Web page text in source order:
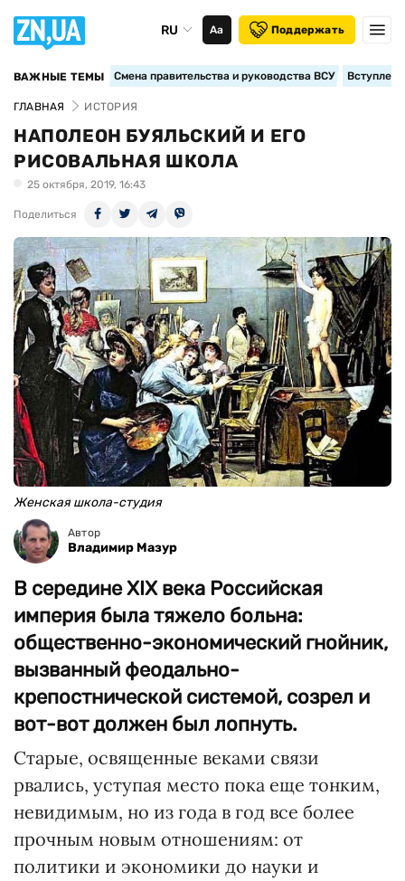
RU Аа Поддержать
ВАЖНЫЕ ТЕМЫ Смена правительства и руководства ВСУ
ГЛАВНАЯ ИСТОРИЯ
НАПОЛЕОН БУЯЛЬСКИЙ И ЕГО
РИСОВАЛЬНАЯ ШКОЛА
25 октября, 2019, 16:43
Поделиться
Женская школа-студия
Автор
Владимир Мазур
В середине XIX века Российская
империя была тяжело больна:
общественно-экономический гнойник,
вызванный феодально-
крепостнической системой, созрел и
вот-вот должен был лопнуть.
Старые, освященные веками связи
рвались, уступая место пока еще тонким,
невидимым, но из года в год все более
прочным новым отношениям: от
политики и экономики до науки и